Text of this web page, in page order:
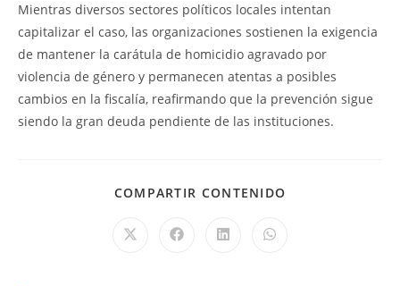
Mientras diversos sectores políticos locales intentan
capitalizar el caso, las organizaciones sostienen la exigencia
de mantener la carátula de homicidio agravado por
violencia de género y permanecen atentas a posibles
cambios en la fiscalía, reafirmando que la prevención sigue
siendo la gran deuda pendiente de las instituciones.
COMPARTIR CONTENIDO